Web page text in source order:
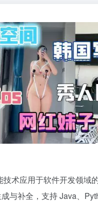
术应用于软件开发领域
与补全，支持 Java、